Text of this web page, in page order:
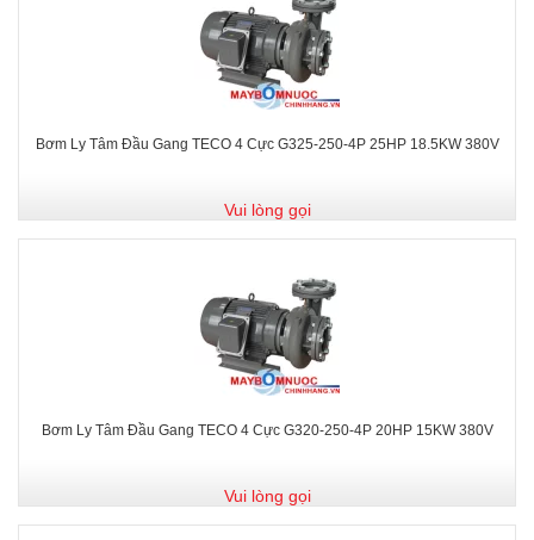
Bơm Ly Tâm Đầu Gang TECO 4 Cực G325-250-4P 25HP 18.5KW 380V
Vui lòng gọi
Bơm Ly Tâm Đầu Gang TECO 4 Cực G320-250-4P 20HP 15KW 380V
Vui lòng gọi